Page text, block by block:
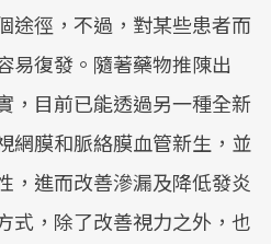
途徑，不過，對某些患者而
易復發。隨著藥物推陳出
，目前已能透過另一種全新
網膜和脈絡膜血管新生，並
，進而改善滲漏及降低發炎
式，除了改善視力之外，也